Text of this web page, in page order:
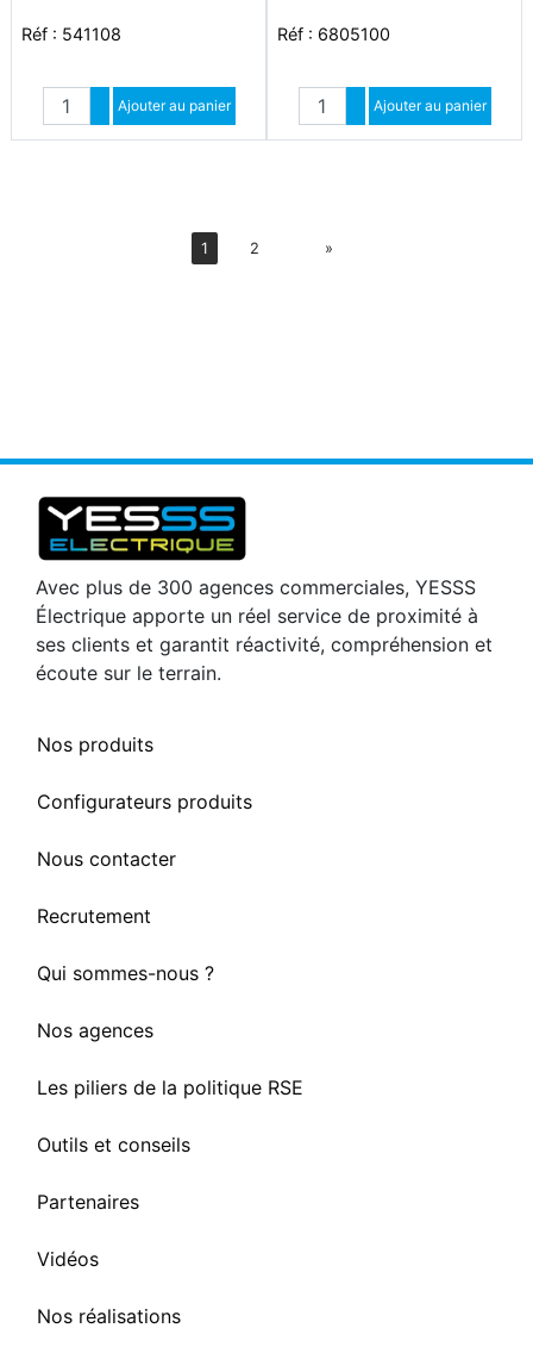
Réf : 541108
Quantité
Augmenter quantité
Diminuer quantité
Ajouter au panier
Réf : 6805100
Quantité
Augmenter quantité
Diminuer quantité
Ajouter au panier
1 2 »Suiv
Avec plus de 300 agences commerciales, YESSS
Électrique apporte un réel service de proximité à
ses clients et garantit réactivité, compréhension et
écoute sur le terrain.
Nos produits
Configurateurs produits
Nous contacter
Recrutement
Qui sommes-nous ?
Nos agences
Les piliers de la politique RSE
Outils et conseils
Partenaires
Vidéos
Nos réalisations